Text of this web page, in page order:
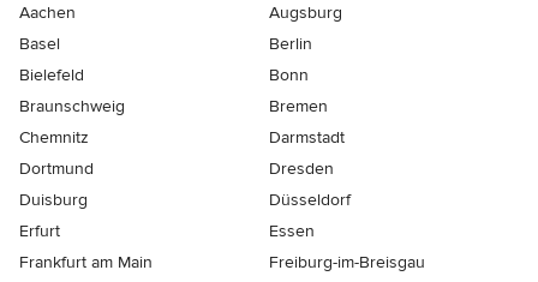
Aachen
Augsburg
Basel
Berlin
Bielefeld
Bonn
Braunschweig
Bremen
Chemnitz
Darmstadt
Dortmund
Dresden
Duisburg
Düsseldorf
Erfurt
Essen
Frankfurt am Main
Freiburg-im-Breisgau